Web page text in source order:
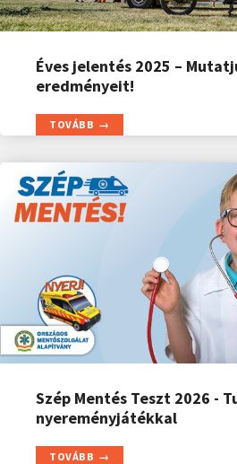
Éves jelentés 2025 –
eredményeit!
TOVÁBB
Szép Mentés Teszt 2026 -
nyereményjátékkal
TOVÁBB